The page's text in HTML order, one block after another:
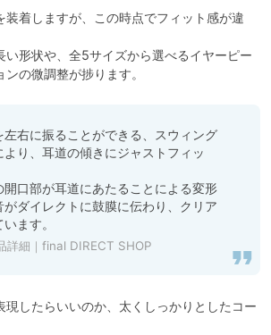
装着しますが、この時点でフィット感が違
い形状や、全5サイズから選べるイヤーピー
の微調整が捗ります。
左右に振ることができる、スウィング
より、耳道の傾きにジャストフィッ
開口部が耳道にあたることによる変形
がダイレクトに鼓膜に伝わり、クリア
ます。
詳細｜final DIRECT SHOP
現したらいいのか、太くしっかりとしたコー